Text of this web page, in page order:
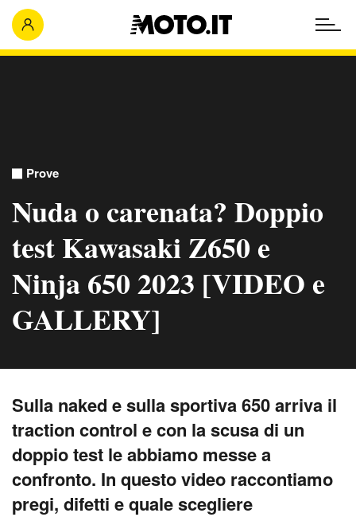
Prove
Nuda o carenata? Doppio
test Kawasaki Z650 e
Ninja 650 2023 [VIDEO e
GALLERY]
Sulla naked e sulla sportiva 650 arriva il
traction control e con la scusa di un
doppio test le abbiamo messe a
confronto. In questo video raccontiamo
pregi, difetti e quale scegliere